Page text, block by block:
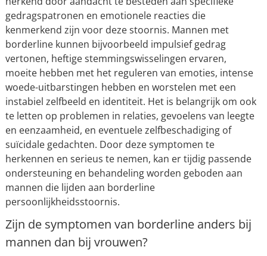
gedragspatronen en emotionele reacties die
kenmerkend zijn voor deze stoornis. Mannen met
borderline kunnen bijvoorbeeld impulsief gedrag
vertonen, heftige stemmingswisselingen ervaren,
moeite hebben met het reguleren van emoties, intense
woede-uitbarstingen hebben en worstelen met een
instabiel zelfbeeld en identiteit. Het is belangrijk om ook
te letten op problemen in relaties, gevoelens van leegte
en eenzaamheid, en eventuele zelfbeschadiging of
suïcidale gedachten. Door deze symptomen te
herkennen en serieus te nemen, kan er tijdig passende
ondersteuning en behandeling worden geboden aan
mannen die lijden aan borderline
persoonlijkheidsstoornis.
Zijn de symptomen van borderline anders bij
mannen dan bij vrouwen?